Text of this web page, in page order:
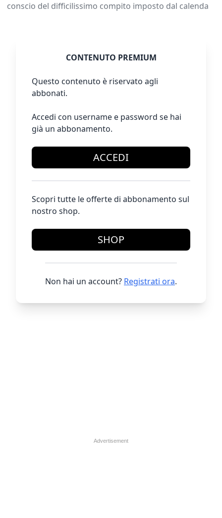
conscio del difficilissimo compito imposto dal calenda
CONTENUTO PREMIUM
Questo contenuto è riservato agli
abbonati.
Accedi con username e password se hai
già un abbonamento.
ACCEDI
Scopri tutte le offerte di abbonamento sul
nostro shop.
SHOP
Non hai un account? Registrati ora.